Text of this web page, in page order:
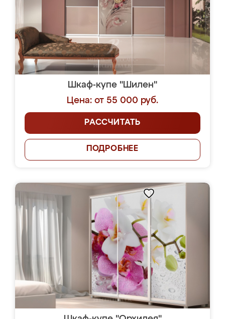
Шкаф-купе "Шилен"
Цена: от 55 000 руб.
РАССЧИТАТЬ
ПОДРОБНЕЕ